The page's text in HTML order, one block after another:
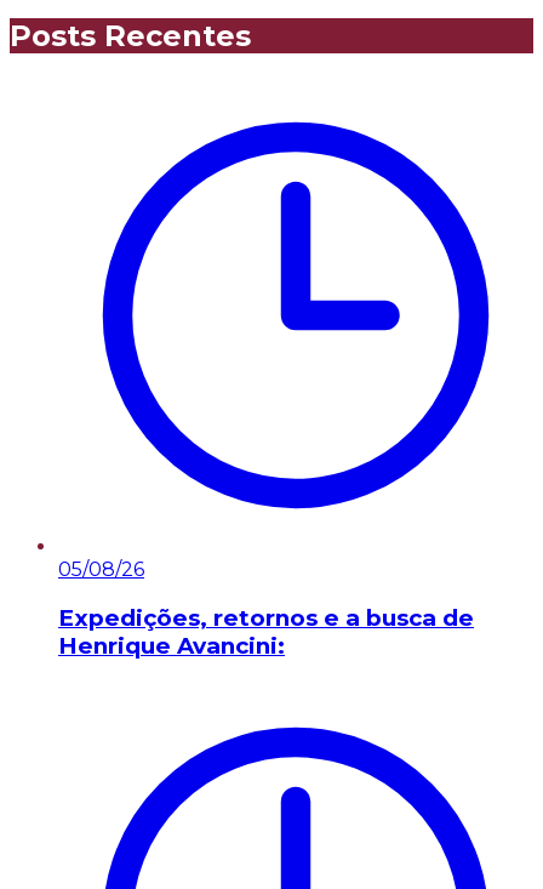
Posts Recentes
05/08/26
Expedições, retornos e a busca de
Henrique Avancini: